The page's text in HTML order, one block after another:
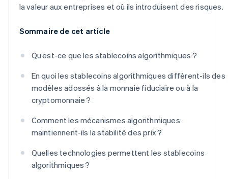
la valeur aux entreprises et où ils introduisent des risques.
Sommaire de cet article
Qu’est-ce que les stablecoins algorithmiques ?
En quoi les stablecoins algorithmiques diffèrent-ils des
modèles adossés à la monnaie fiduciaire ou à la
cryptomonnaie ?
Comment les mécanismes algorithmiques
maintiennent-ils la stabilité des prix ?
Quelles technologies permettent les stablecoins
algorithmiques ?